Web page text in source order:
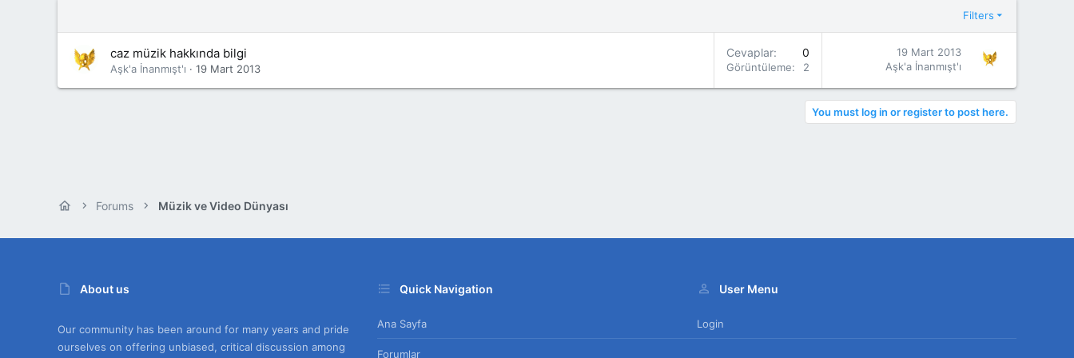
Filters
caz müzik hakkında bilgi
Aşk'a İnanmışt'ı 19 Mart 2013
Cevaplar 0
Görüntüleme
19 Mart 2013
Aşk'a İnanmışt'ı
You must log in or register to post here.
Forums Müzik ve Video Dünyası
About us
Our community has been around for many years and pride
ourselves on offering unbiased, critical discussion among
Quick Navigation
Ana Sayfa
Forumlar
User Menu
Login